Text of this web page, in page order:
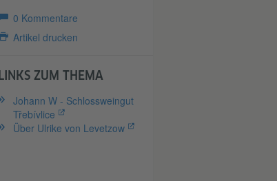
0 Kommentare
Artikel drucken
LINKS ZUM THEMA
Johann W - Schlossweingut
Třebívlice
Über Ulrike von Levetzow